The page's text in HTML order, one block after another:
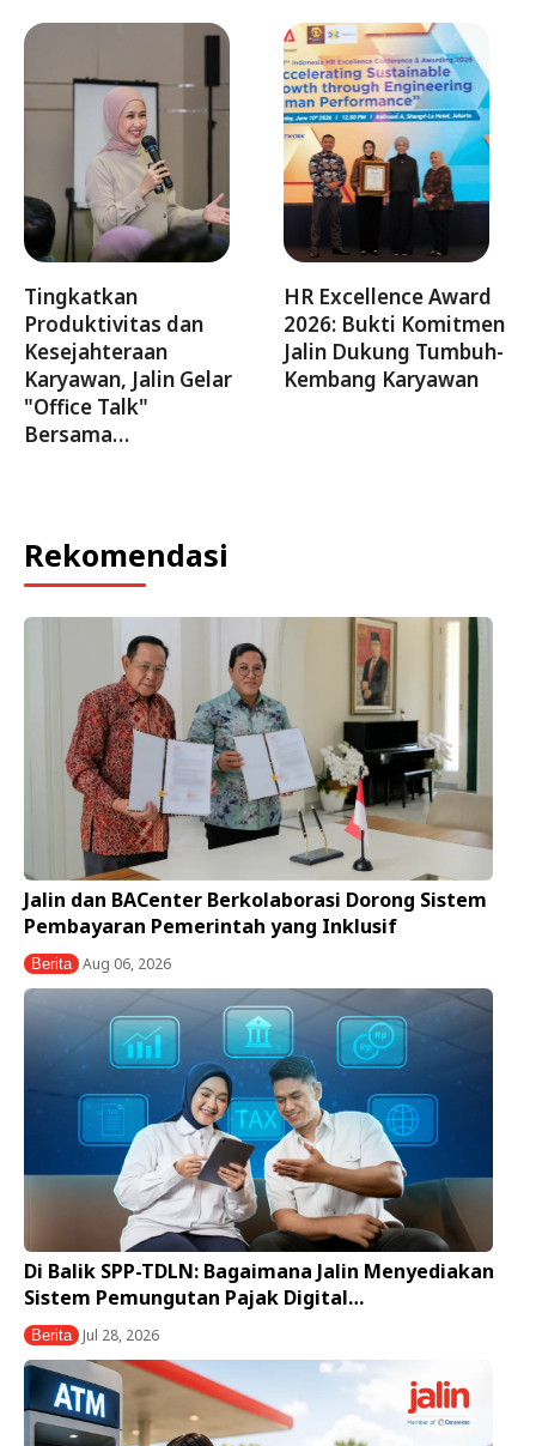
Tingkatkan
Produktivitas dan
Kesejahteraan
Karyawan, Jalin Gelar
"Office Talk"
Bersama…
HR Excellence Award
2026: Bukti Komitmen
Jalin Dukung Tumbuh-
Kembang Karyawan
Rekomendasi
Jalin dan BACenter Berkolaborasi Dorong Sistem
Pembayaran Pemerintah yang Inklusif
Berita Aug 06, 2026
Di Balik SPP-TDLN: Bagaimana Jalin Menyediakan
Sistem Pemungutan Pajak Digital…
Berita Jul 28, 2026